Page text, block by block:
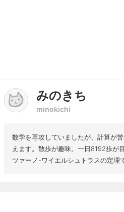
みのきち
minokichi
数学を専攻していましたが、計算が
えます。散歩が趣味。一日8192歩が
ツァーノ-ワイエルシュトラスの定理